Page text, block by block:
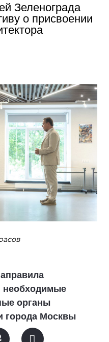
Зеленограда
о присвоении
необходимые
органы
города Москвы